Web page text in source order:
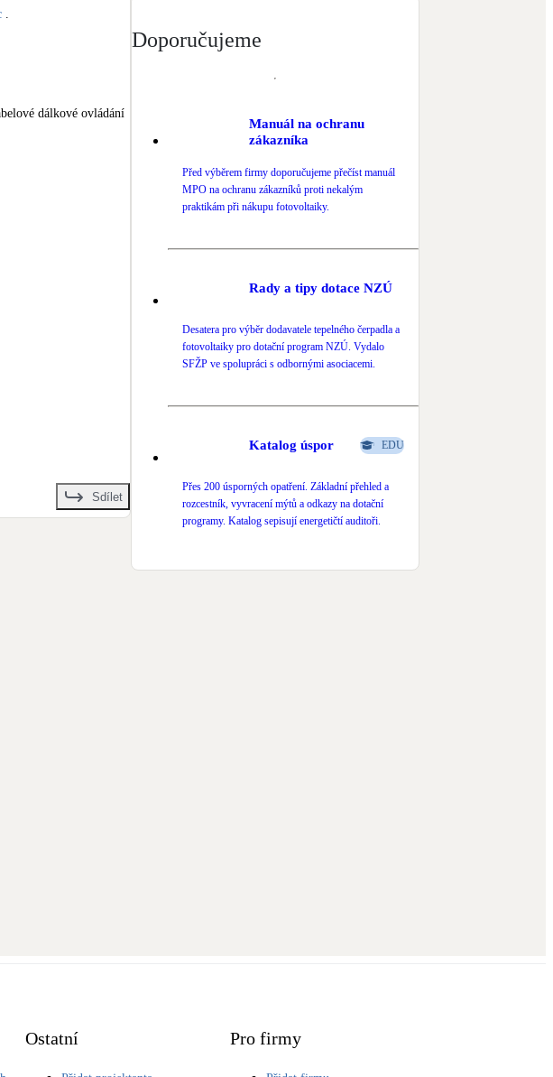
Vegetační střechy
.
dálkové ovládání
Sdílet
Doporučujeme
Manuál na ochranu
zákazníka
Před výběrem firmy doporučujeme přečíst manuál
MPO na ochranu zákazníků proti nekalým
praktikám při nákupu fotovoltaiky.
Rady a tipy dotace NZÚ
Desatera pro výběr dodavatele tepelného čerpadla a
fotovoltaiky pro dotační program NZÚ. Vydalo
SFŽP ve spolupráci s odbornými asociacemi.
Katalog úspor EDU
Přes 200 úsporných opatření. Základní přehled a
rozcestník, vyvracení mýtů a odkazy na dotační
programy. Katalog sepisují energetičtí auditoři.
Ostatní Pro firmy